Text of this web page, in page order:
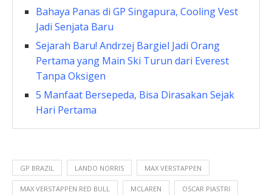
Bahaya Panas di GP Singapura, Cooling Vest
Jadi Senjata Baru
Sejarah Baru! Andrzej Bargiel Jadi Orang
Pertama yang Main Ski Turun dari Everest
Tanpa Oksigen
5 Manfaat Bersepeda, Bisa Dirasakan Sejak
Hari Pertama
GP BRAZIL LANDO NORRIS MAX VERSTAPPEN
MAX VERSTAPPEN RED BULL MCLAREN OSCAR PIASTRI